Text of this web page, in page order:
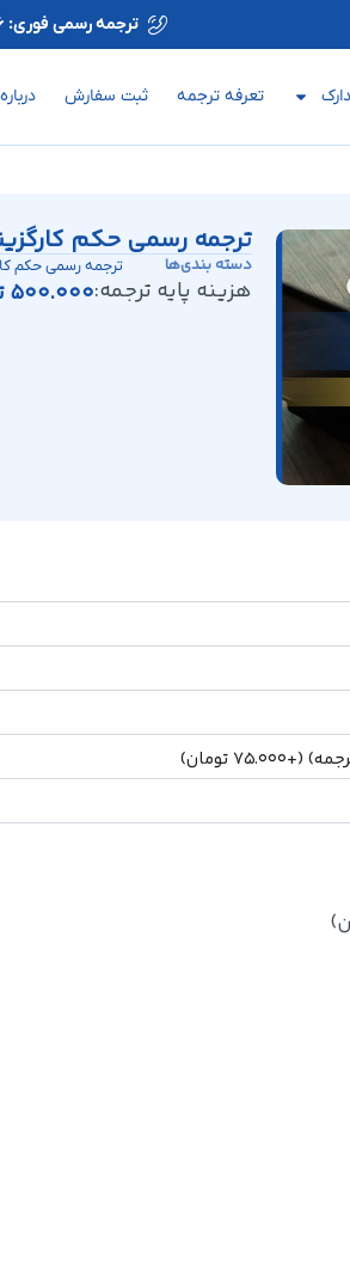
ترجمه رسمی فوری: 09013536346
تعرفه ترجمه ثبت سفارش
ترجمه رسمی حکم
دسته بندی‌ها ترجمه رسمی حکم
هزینه پایه ترجمه:500.000
(+
75.000 تومان)
)